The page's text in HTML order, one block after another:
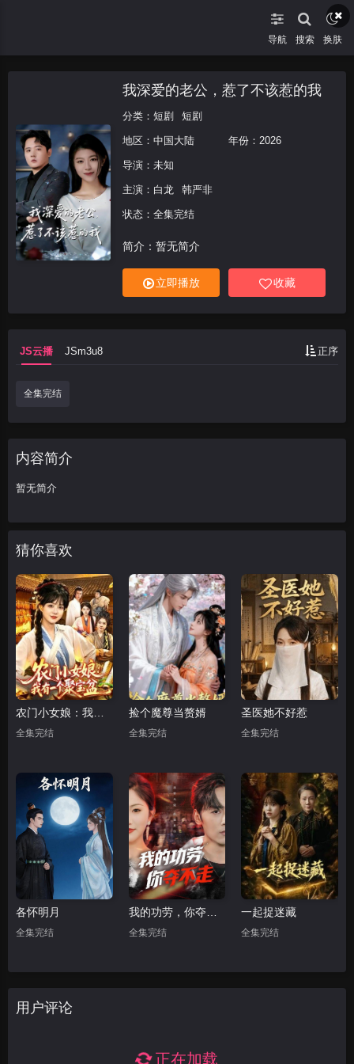
导航 搜索 换肤
我深爱的老公，惹了不该惹的我
分类： 短剧 短剧
地区： 中国大陆 年份： 2026
导演：未知
主演： 白龙 韩严非
状态：全集完结
简介：暂无简介
立即播放 收藏
JS云播 JSm3u8 正序
全集完结
内容简介
暂无简介
猜你喜欢
农门小女娘：我有一个聚宝盆
全集完结
捡个魔尊当赘婿
全集完结
圣医她不好惹
全集完结
各怀明月
全集完结 全集完结
一起捉迷藏
全集完结
用户评论
正在加载